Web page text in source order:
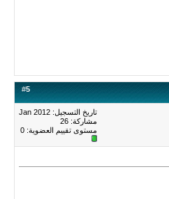
#5
تاريخ التسجيل: Jan 2012
مشاركة: 26
مستوى تقييم العضوية: 0